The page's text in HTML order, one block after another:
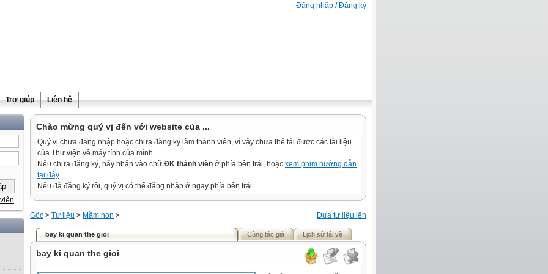
Đăng nhập / Đăng ký
Trợ giúp Liên hệ
Chào mừng quý vị đến với website của ...
Quý vị chưa đăng nhập hoặc chưa đăng ký làm thành viên, vì vậy chưa thể tải được các tài liệu
của Thư viện về máy tính của mình.
Nếu chưa đăng ký, hãy nhấn vào chữ ĐK thành viên ở phía bên trái, hoặc xem phim hướng dẫn
tại đây
Nếu đã đăng ký rồi, quý vị có thể đăng nhập ở ngay phía bên trái.
Đưa tư liệu lên
Gốc > Tư liệu > Mầm non >
bay ki quan the gioi Cùng tác giả Lịch sử tải về
bay ki quan the gioi